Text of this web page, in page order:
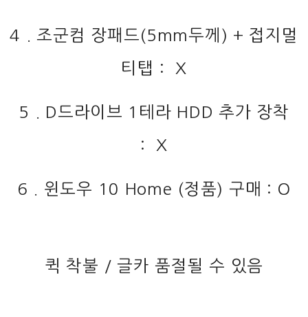
4 . 조군컴 장패드(5mm두께) + 접지멀
티탭 : X
5 . D드라이브 1테라 HDD 추가 장착
: X
6 . 윈도우 10 Home (정품) 구매 : O
퀵 착불 / 글카 품절될 수 있음